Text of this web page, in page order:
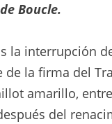
Boucle.
la interrupción
la firma del
amarillo,
del